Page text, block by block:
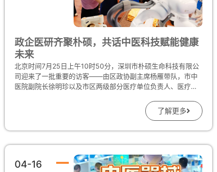
间，朴硕生命科技的展位体验区吸引了大量康复医师、医院管
理者和经销商驻足。艾灸机器人以科技赋能传统中医的技术原
理、复刻古法艾灸的功能特点及丰富客制化艾灸方案的应用案
例，引发了与会者的浓厚兴趣。大量现场观众驻足了解、亲身
体验，对艾灸机器人的精准控温、智能定位及无烟化设计给予
高度评价。许多医院代表、经销商客户纷纷就产品合作、引进
等事宜进行咨询，表达了强烈的合作意向，认为该产品有望提
升康复科室的服务效率，推动中医技术标准化普及。 朴硕生命
科技始终致力于将中医理论与前沿科技深度融合，以“中医科技
医院临床认可及市场广泛关注，正是这一宗旨的生动实践。未
来，朴硕智能艾灸机器人不仅有望在各级医疗机构、康复中心
全民健康的美好愿景。
政企医研齐聚朴硕，共话中医科技赋能健康
未来
北京时间7月25日上午10时50分，深圳市朴硕生命科技有限公
司迎来了一批重要的访客——由区政协副主席杨雁带队，市中
医院副院长徐明珍以及市区两级部分医疗单位负责人、医疗专
中医科技发展的前沿课题开展参观调研，并就该热门课题召开
座谈会进行交流。 朴硕生命科技有限公司董事长林凤杰在若水
朴堂中医诊所，这里是朴硕生命科技将产品设备落地使用前哨
站，也是林凤杰先生作为创始人和掌舵手养生观念的直观体
现。陈列着多款令人瞩目的中医器械，成为此次调研的焦点。
了解更多
04-16